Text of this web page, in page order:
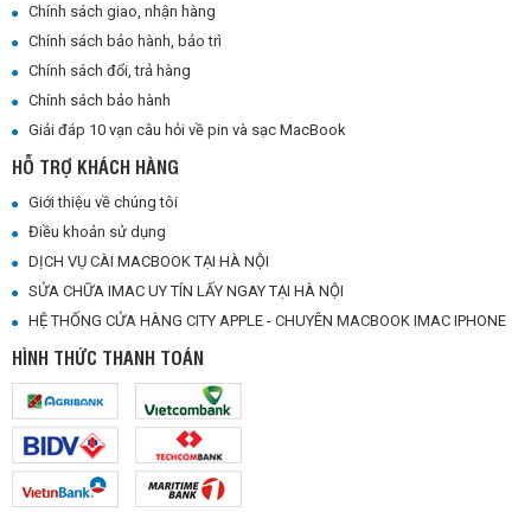
Chính sách giao, nhận hàng
Chính sách bảo hành, bảo trì
Chính sách đổi, trả hàng
Chính sách bảo hành
Giải đáp 10 vạn câu hỏi về pin và sạc MacBook
HỖ TRỢ KHÁCH HÀNG
Giới thiệu về chúng tôi
Điều khoản sử dụng
DỊCH VỤ CÀI MACBOOK TẠI HÀ NỘI
SỬA CHỮA IMAC UY TÍN LẤY NGAY TẠI HÀ NỘI
HỆ THỐNG CỬA HÀNG CITY APPLE - CHUYÊN MACBOOK IMAC IPHONE
HÌNH THỨC THANH TOÁN